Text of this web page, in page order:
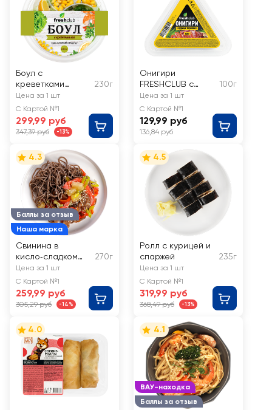
Боул с
креветками
FRESHCLUB
230г
Цена за 1 шт
С Картой №1
299,99 руб
347,39 руб -13%
Онигири
FRESHCLUB с
курицей
100г
Цена за 1 шт
С Картой №1
129,99 руб
136,84 руб
Баллы за отзыв
Наша марка
4.3
Свинина в
кисло‑сладком
соусе с
гречневой
лапшой ЛЕНТА
FRESH
270г
Цена за 1 шт
С Картой №1
259,99 руб
305,29 руб -14%
4.5
Ролл с курицей и
спаржей
235г
Цена за 1 шт
С Картой №1
319,99 руб
368,49 руб -13%
4.0
ВАУ-находка
Баллы за отзыв
4.1